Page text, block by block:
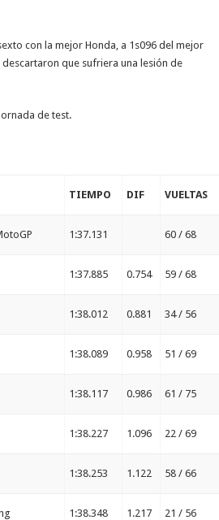
con la mejor Honda, a 1s096 del mejor
que sufriera una lesión de
de test.
TIEMPO DIF VUELTAS
1:37.131 60 / 68
1:37.885 0.754 59 / 68
1:38.012 0.881 34 / 56
1:38.089 0.958 51 / 69
1:38.117 0.986 61 / 75
1:38.227 1.096 22 / 69
1:38.253 1.122 58 / 66
1:38.348 1.217 21 / 56